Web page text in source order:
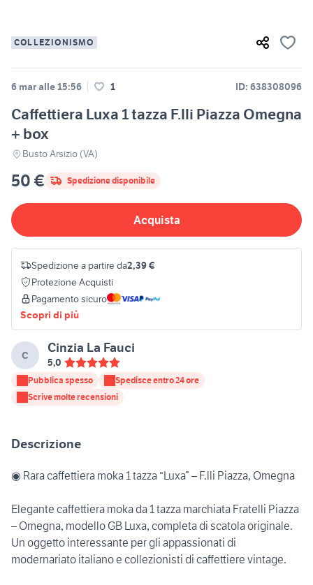
COLLEZIONISMO
6 mar alle 15:56 1 ID: 638308096
Caffettiera Luxa 1 tazza F.lli Piazza Omegna
+ box
Busto Arsizio (VA)
50 € Spedizione disponibile
Acquista
Spedizione a partire da2,39 €
Protezione Acquisti
Pagamento sicuro
Scopri di più
C Cinzia La Fauci
5,0
Pubblica spesso
Spedisce entro 24 ore
Scrive molte recensioni
Descrizione
◉ Rara caffettiera moka 1 tazza “Luxa” – F.lli Piazza, Omegna
Elegante caffettiera moka da 1 tazza marchiata Fratelli Piazza
– Omegna, modello GB Luxa, completa di scatola originale.
Un oggetto interessante per gli appassionati di
modernariato italiano e collezionisti di caffettiere vintage.